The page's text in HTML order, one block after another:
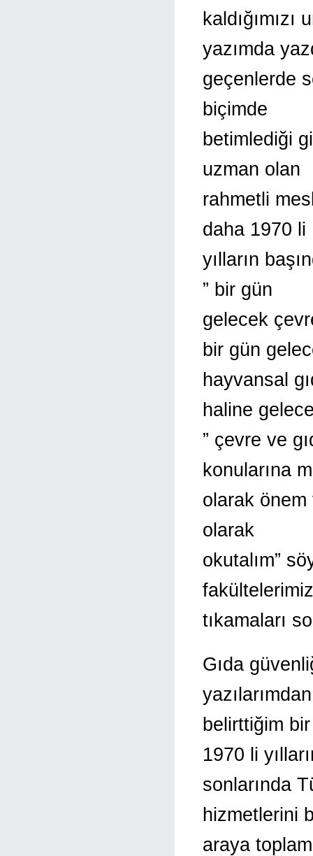
yazımda
geçenlerde
biçimde
betimlediği
uzman olan
rahmetli
daha 1970 li
yılların
” bir gün
gelecek
bir gün
hayvansal
haline
” çevre ve
konularına
olarak önem
olarak
okutalım”
tıkamaları
Gıda
belirttiğim
1970 li
sonlarında
hizmetlerini
araya